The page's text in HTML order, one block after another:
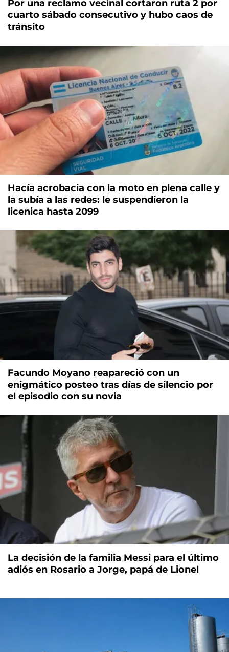
Por una reclamo vecinal cortaron ruta 2 por
cuarto sábado consecutivo y hubo caos de
tránsito
Hacía acrobacia con la moto en plena calle y
la subía a las redes: le suspendieron la
licenica hasta 2099
Facundo Moyano reapareció con un
enigmático posteo tras días de silencio por
el episodio con su novia
La decisión de la familia Messi para el último
adiós en Rosario a Jorge, papá de Lionel